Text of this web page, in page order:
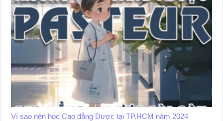
Vì sao nên học Cao đẳng Dược tại TP.HCM năm 2024